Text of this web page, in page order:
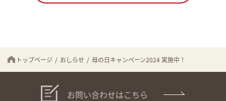
トップページ / おしらせ / 母の日キャンペーン2024 実施中！
お問い合わせはこちら